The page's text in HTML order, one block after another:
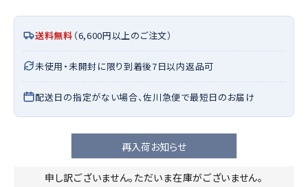
送料無料 （6,600円以上のご注文）
未使用・未開封に限り到着後7日以内返品可
配送日の指定がない場合、佐川急便で最短日のお届け
再入荷お知らせ
申し訳ございません。ただいま在庫がございません。